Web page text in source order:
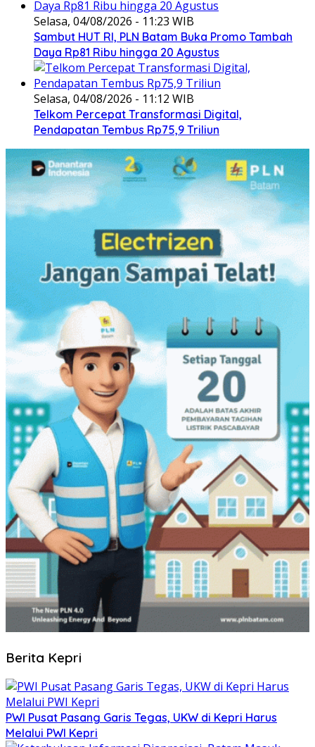
Selasa, 04/08/2026 - 11:23 WIB
Sambut HUT RI, PLN Batam Buka Promo Tambah
Daya Rp81 Ribu hingga 20 Agustus
Selasa, 04/08/2026 - 11:12 WIB
Telkom Percepat Transformasi Digital,
Pendapatan Tembus Rp75,9 Triliun
Berita Kepri
PWI Pusat Pasang Garis Tegas, UKW di Kepri Harus
Melalui PWI Kepri